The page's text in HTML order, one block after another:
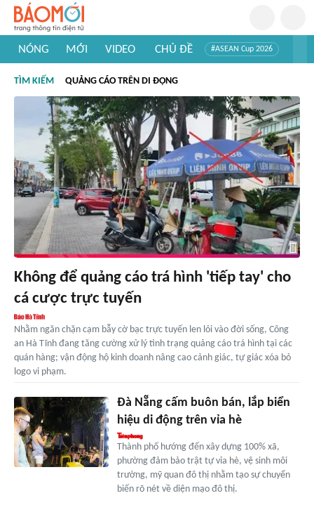
NÓNG MỚI VIDEO CHỦ ĐỀ #ASEAN Cup 2026
#Khám phá thế giới
TÌM KIẾM QUẢNG CÁO TRÊN DI ĐỘNG
Không để quảng cáo trá hình 'tiếp tay' cho
cá cược trực tuyến
Nhằm ngăn chặn cạm bẫy cờ bạc trực tuyến len lỏi vào đời sống, Công
an Hà Tĩnh đang tăng cường xử lý tình trạng quảng cáo trá hình tại các
quán hàng; vận động hộ kinh doanh nâng cao cảnh giác, tự giác xóa bỏ
logo vi phạm.
Đà Nẵng cấm buôn bán, lắp biển
hiệu di động trên vỉa hè
Thành phố hướng đến xây dựng 100% xã,
phường đảm bảo trật tự vỉa hè, vệ sinh môi
trường, mỹ quan đô thị nhằm tạo sự chuyển
biến rõ nét về diện mạo đô thị.